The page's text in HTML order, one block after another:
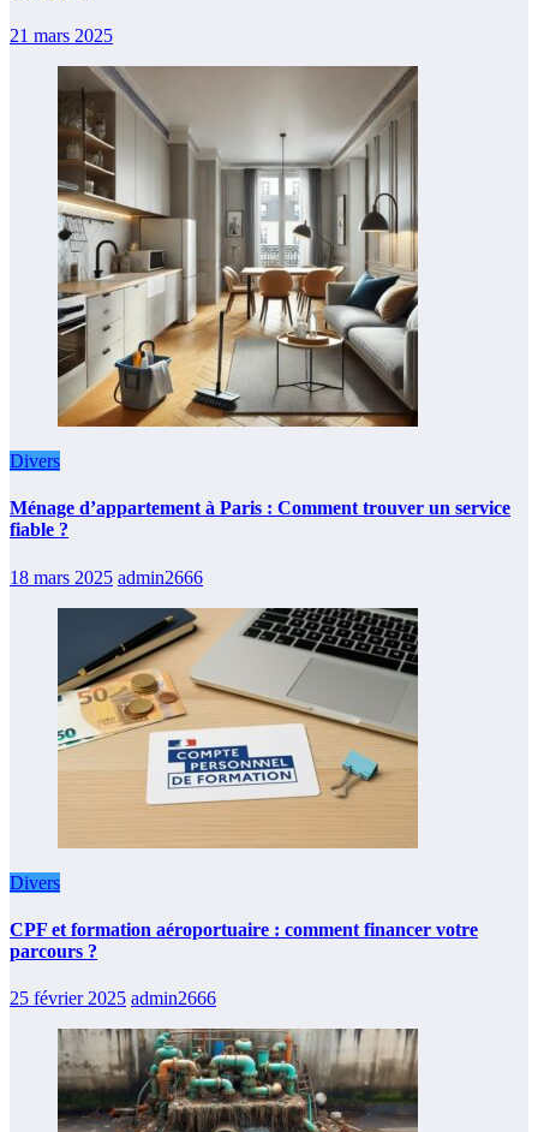
21 mars 2025
Divers
Ménage d’appartement à Paris : Comment trouver un service
fiable ?
18 mars 2025 admin2666
Divers
CPF et formation aéroportuaire : comment financer votre
parcours ?
25 février 2025 admin2666